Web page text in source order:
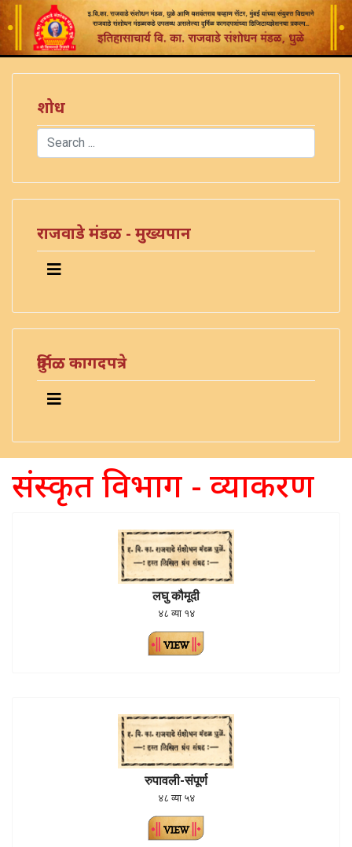
शोध
Search
राजवाडे मंडळ - मुख्यपान
दुर्मिळ कागदपत्रे
संस्कृत विभाग - व्याकरण
लघु कौमूदी
४८ व्या १४
रुपावली-संपूर्ण
४८ व्या ५४